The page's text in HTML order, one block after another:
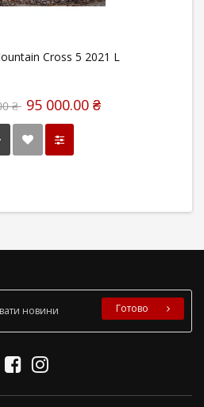
Cross 5 2021 L
₴ 95 000.00 ₴
Готово